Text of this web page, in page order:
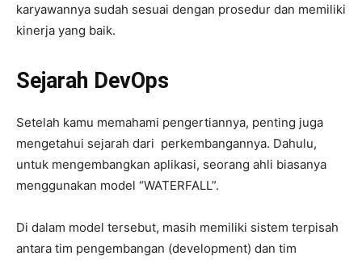
karyawannya sudah sesuai dengan prosedur dan memiliki
kinerja yang baik.
Sejarah DevOps
Setelah kamu memahami pengertiannya, penting juga
mengetahui sejarah dari perkembangannya. Dahulu,
untuk mengembangkan aplikasi, seorang ahli biasanya
menggunakan model “WATERFALL”.
Di dalam model tersebut, masih memiliki sistem terpisah
antara tim pengembangan (development) dan tim